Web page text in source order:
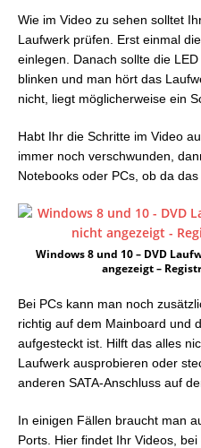
Wie im Video zu sehen solltet
Laufwerk prüfen. Erst einmal
einlegen. Danach sollte die
blinken und man hört das
nicht, liegt möglicherweise ein
Habt Ihr die Schritte im Video
immer noch verschwunden,
Notebooks oder PCs, ob da
Windows 8 und 10 – DVD
angezeigt –
Bei PCs kann man noch
richtig auf dem Mainboard und
aufgesteckt ist. Hilft das alles
Laufwerk ausprobieren oder
anderen SATA-Anschluss auf
In einigen Fällen braucht man
Ports. Hier findet Ihr Videos,